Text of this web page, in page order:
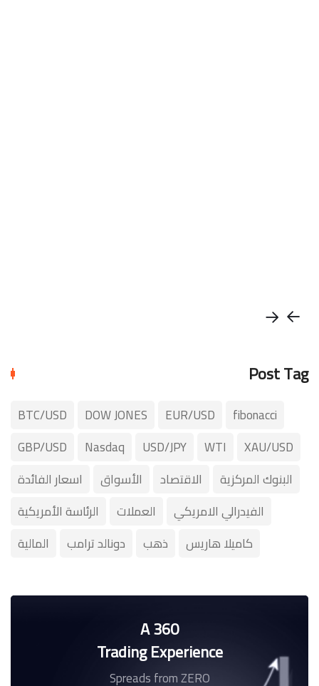
Post Tag
BTC/USD DOW JONES EUR/USD
fibonacci
GBP/USD
Nasdaq USD/JPY WTI
XAU/USD
اسعار الفائدة
الأسواق الاقتصاد
البنوك المركزية
الرئاسة الأمريكية
العملات
الفيدرالي الامريكي
المالية
دونالد ترامب ذهب كاميلا هاريس
A 360
Trading Experience
Spreads from ZERO